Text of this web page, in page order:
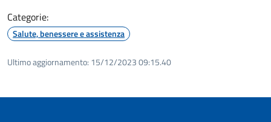
Categorie:
Salute, benessere e assistenza
Ultimo aggiornamento: 15/12/2023 09:15.40